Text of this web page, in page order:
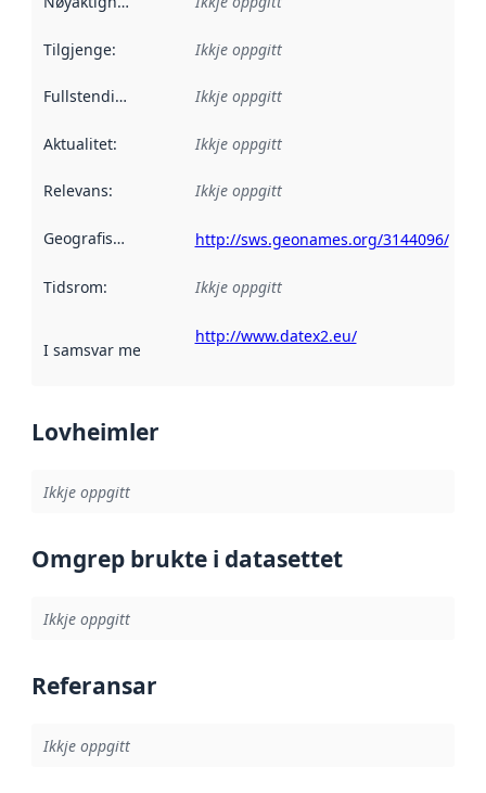
Tilgjenge: Ikkje oppgitt
Fullstendigheit Ikkje oppgitt
Aktualitet: Ikkje oppgitt
Relevans: Ikkje oppgitt
Geografisk område http://sws.geonames.org/3144096/
Tidsrom: Ikkje oppgitt
I samsvar med Referanse til ei implementeringsregel eller
http://www.datex2.eu/
Lovheimler
Ikkje oppgitt
Omgrep brukte i datasettet
Ikkje oppgitt
Referansar
Ikkje oppgitt